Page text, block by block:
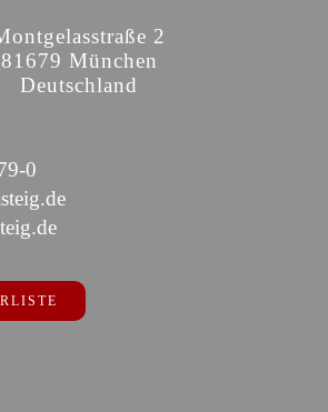
2
81679 München
Deutschland
0